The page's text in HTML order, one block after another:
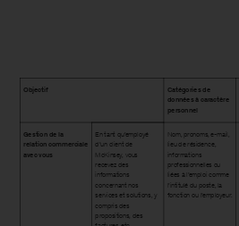
Objectif
Catégories de
données à caractère
personnel
Gestion de la
relation commerciale
avec vous
En tant qu’employé
d’un client de
McKinsey, vous
recevez des
informations
concernant nos
services et solutions, y
compris des
propositions, des
Nom, pronoms, e-mail,
lieu de résidence,
informations
professionnelles ou
liées à l’emploi comme
l’intitulé du poste, la
fonction ou l’employeur.